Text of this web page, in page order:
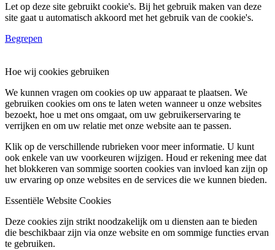
Let op deze site gebruikt cookie's. Bij het gebruik maken van deze
site gaat u automatisch akkoord met het gebruik van de cookie's.
Begrepen
Hoe wij cookies gebruiken
We kunnen vragen om cookies op uw apparaat te plaatsen. We
gebruiken cookies om ons te laten weten wanneer u onze websites
bezoekt, hoe u met ons omgaat, om uw gebruikerservaring te
verrijken en om uw relatie met onze website aan te passen.
Klik op de verschillende rubrieken voor meer informatie. U kunt
ook enkele van uw voorkeuren wijzigen. Houd er rekening mee dat
het blokkeren van sommige soorten cookies van invloed kan zijn op
uw ervaring op onze websites en de services die we kunnen bieden.
Essentiële Website Cookies
Deze cookies zijn strikt noodzakelijk om u diensten aan te bieden
die beschikbaar zijn via onze website en om sommige functies ervan
te gebruiken.